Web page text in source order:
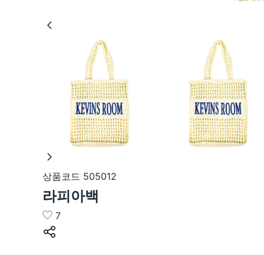
상품코드 505012
라피아백
7